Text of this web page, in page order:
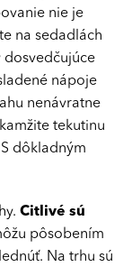
nie je
na sedadlách
dosvedčujúce
nápoje
nenávratne
tekutinu
dôkladným
Citlivé sú
pôsobením
Na trhu sú